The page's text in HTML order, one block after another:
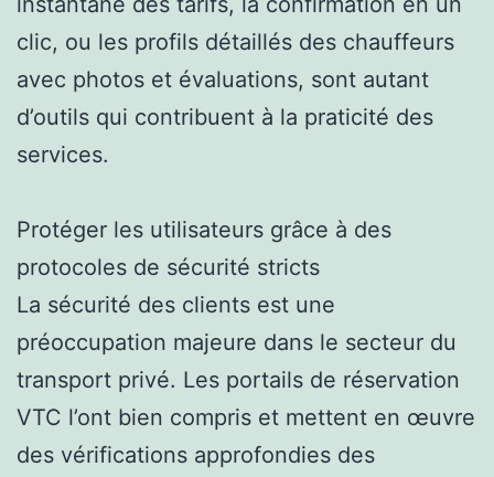
clic, ou les profils détaillés des chauffeurs
avec photos et évaluations, sont autant
d’outils qui contribuent à la praticité des
services.
Protéger les utilisateurs grâce à des
protocoles de sécurité stricts
La sécurité des clients est une
préoccupation majeure dans le secteur du
transport privé. Les portails de réservation
VTC l’ont bien compris et mettent en œuvre
des vérifications approfondies des